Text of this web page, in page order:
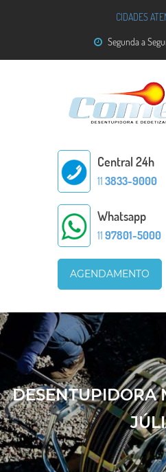
CIDADES
Segunda a
Central 24h
11 3833-9000
Whatsapp
11 97801-5000
AGENDAMENTO
DESENTUPIDORA